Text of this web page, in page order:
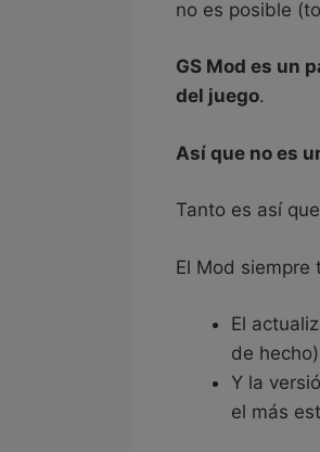
no es posible
GS Mod es un
del juego.
Así que no es
Tanto es así
El Mod
El
de hecho)
Y la
el más